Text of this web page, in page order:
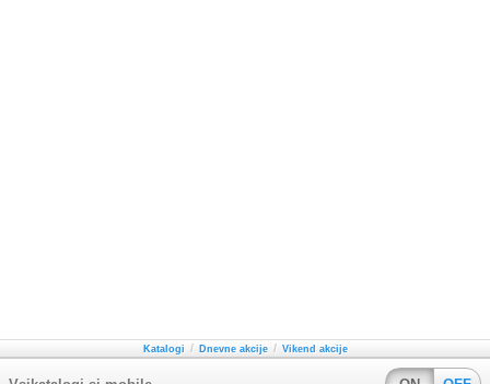
Katalogi / Dnevne akcije / Vikend akcije